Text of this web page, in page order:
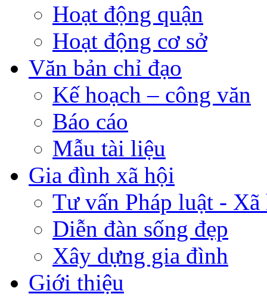
Hoạt động quận
Hoạt động cơ sở
Văn bản chỉ đạo
Kế hoạch – công văn
Báo cáo
Mẫu tài liệu
Gia đình xã hội
Tư vấn Pháp luật - Xã
Diễn đàn sống đẹp
Xây dựng gia đình
Giới thiệu